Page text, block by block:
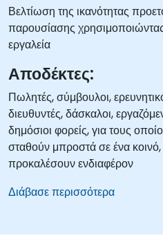
Βελτίωση της ικανότητας
παρουσίασης
εργαλεία
Αποδέκτες:
Πωλητές, σύμβουλοι,
διευθυντές, δάσκαλοι,
δημόσιοι φορείς, για τους
σταθούν μπροστά σε ένα
προκαλέσουν ενδιαφέρον
Διάβασε περισσότερα